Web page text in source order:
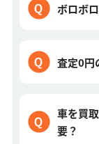
ボロボ
査定0円
車を買
要？